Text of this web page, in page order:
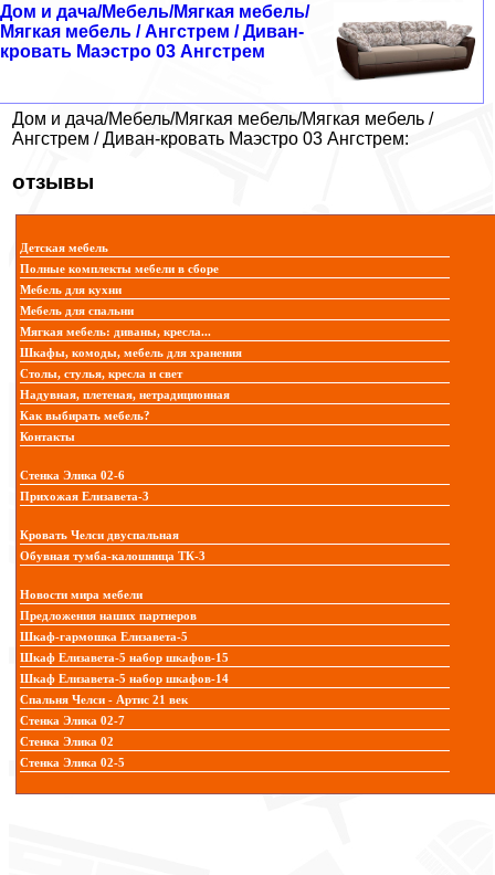
Дом и дача/Мебель/Мягкая мебель/
Мягкая мебель / Ангстрем / Диван-
кровать Маэстро 03 Ангстрем
Дом и дача/Мебель/Мягкая мебель/Мягкая мебель /
Ангстрем / Диван-кровать Маэстро 03 Ангстрем:
отзывы
Детская мебель
Полные комплекты мебели в сборе
Мебель для кухни
Мебель для спальни
Мягкая мебель: диваны, кресла...
Шкафы, комоды, мебель для хранения
Столы, стулья, кресла и свет
Надувная, плетеная, нетрадиционная
Как выбирать мебель?
Контакты
Стенка Элика 02-6
Прихожая Елизавета-3
Кровать Челси двуспальная
Обувная тумба-калошница ТК-3
Новости мира мебели
Предложения наших партнеров
Шкаф-гармошка Елизавета-5
Шкаф Елизавета-5 набор шкафов-15
Шкаф Елизавета-5 набор шкафов-14
Спальня Челси - Артис 21 век
Стенка Элика 02-7
Стенка Элика 02
Стенка Элика 02-5